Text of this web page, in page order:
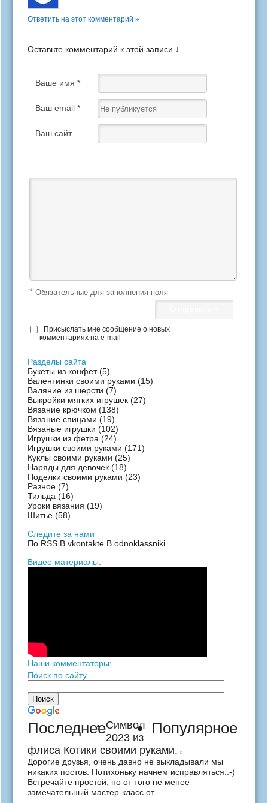
Ответить на этот комментарий »
Оставьте комментарий к этой записи ↓
Ваше имя *
Ваш email *
Ваш сайт
* Обязательные для заполнения поля
Присыслать мне сообщение о новых
комментариях на e-mail
Разделы сайта
Букеты из конфет(5)
Валентинки своими руками (15)
Валяние из шерсти (7)
Выкройки мягких игрушек (27)
Вязание крючком (138)
Вязание спицами (19)
Вязаные игрушки (102)
Игрушки из фетра (24)
Игрушки своими руками (171)
Куклы своими руками (25)
Наряды для девочек (18)
Поделки своими руками (23)
Разное (7)
Тильда (16)
Уроки вязания (19)
Шитье (58)
Следите за нами
По RSS В vkontakte В odnoklassniki
Видео материалы:
Наши комментаторы:
Поиск по сайту
Популярное
ПоследнееСимвол
2023 из
флиса Котики своими руками.
Дорогие друзья, очень давно не выкладывали мы
никаких постов. Потихоньку начнем исправляться.:-)
Встречайте простой, но от того не менее
замечательный мастер-класс от ...